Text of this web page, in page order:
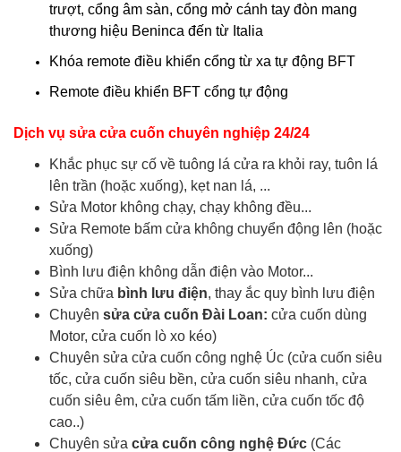
trượt, cổng âm sàn, cổng mở cánh tay đòn mang
thương hiệu Beninca đến từ Italia
Khóa remote điều khiển cổng từ xa tự động BFT
Remote điều khiển BFT cổng tự động
Dịch vụ sửa cửa cuốn chuyên nghiệp 24/24
Khắc phục sự cố về tuông lá cửa ra khỏi ray, tuôn lá
lên trần (hoặc xuống), kẹt nan lá, ...
Sửa Motor không chạy, chạy không đều...
Sửa Remote bấm cửa không chuyển động lên (hoặc
xuống)
Bình lưu điện không dẫn điện vào Motor...
Sửa chữa bình lưu điện, thay ắc quy bình lưu điện
Chuyên sửa cửa cuốn Đài Loan: cửa cuốn dùng
Motor, cửa cuốn lò xo kéo)
Chuyên sửa cửa cuốn công nghệ Úc (cửa cuốn siêu
tốc, cửa cuốn siêu bền, cửa cuốn siêu nhanh, cửa
cuốn siêu êm, cửa cuốn tấm liền, cửa cuốn tốc độ
cao..)
Chuyên sửa cửa cuốn công nghệ Đức (Các